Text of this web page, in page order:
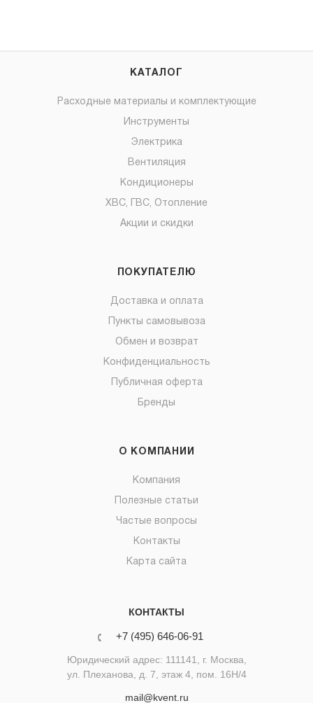
КАТАЛОГ
Расходные материалы и комплектующие
Инструменты
Электрика
Вентиляция
Кондиционеры
ХВС, ГВС, Отопление
Акции и скидки
ПОКУПАТЕЛЮ
Доставка и оплата
Пункты самовывоза
Обмен и возврат
Конфиденциальность
Публичная оферта
Бренды
О КОМПАНИИ
Компания
Полезные статьи
Частые вопросы
Контакты
Карта сайта
КОНТАКТЫ
+7 (495) 646-06-91
Юридический адрес: 111141, г. Москва,
ул. Плеханова, д. 7, этаж 4, пом. 16Н/4
mail@kvent.ru